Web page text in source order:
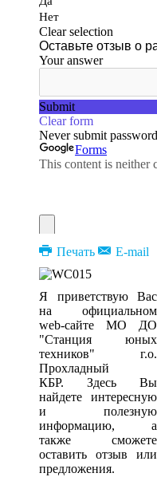
Печать E-mail
Я приветствую Вас
на официальном
web-сайте МО ДО
"Станция юных
техников" г.о.
Прохладный
КБР. Здесь Вы
найдете интересную
и полезную
информацию, а
также сможете
оставить отзыв или
предложения.